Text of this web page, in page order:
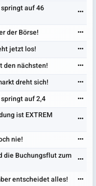
auf 46
der Börse!
jetzt los!
den nächsten!
dreht sich!
auf 2,4
ist EXTREM
nie!
die Buchungsflut zum
entscheidet alles!